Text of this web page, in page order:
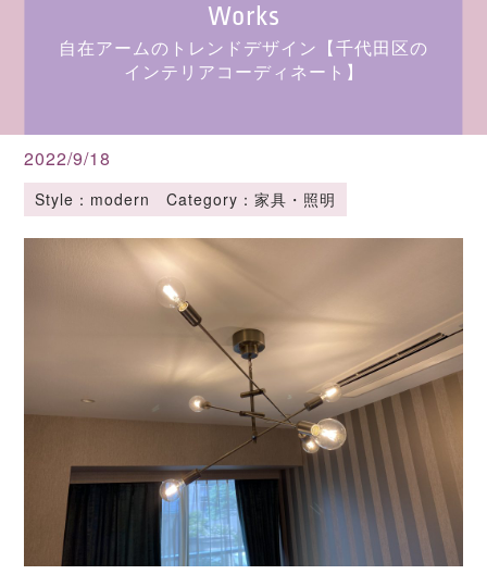
Works
自在アームのトレンドデザイン【千代田区の
インテリアコーディネート】
2022/9/18
Style：modern Category：家具・照明